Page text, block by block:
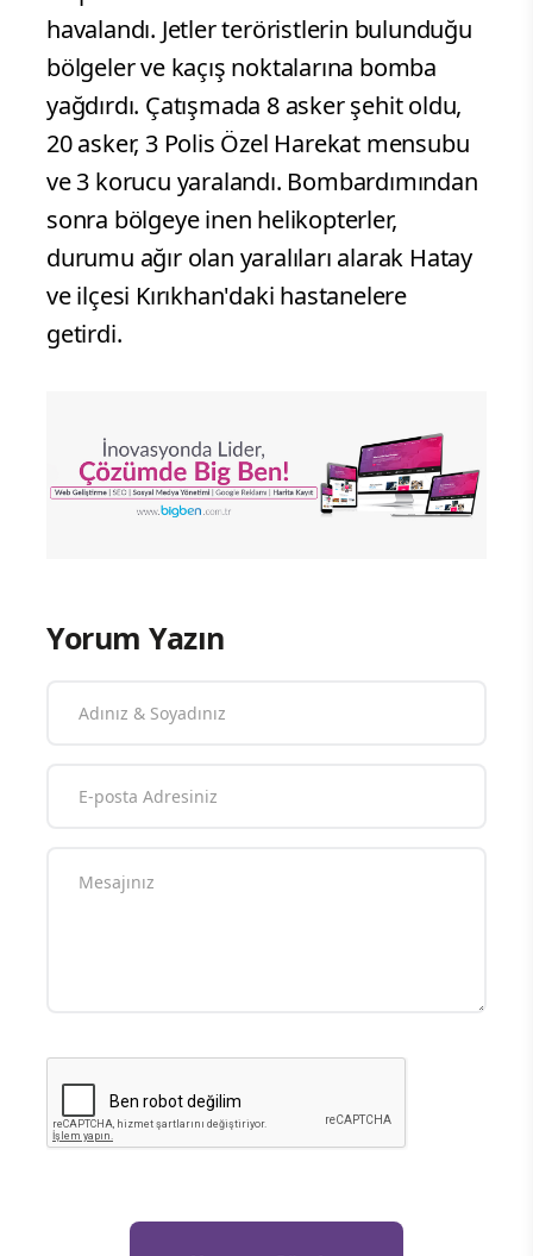
havalandı. Jetler teröristlerin bulunduğu
bölgeler ve kaçış noktalarına bomba
yağdırdı. Çatışmada 8 asker şehit oldu,
20 asker, 3 Polis Özel Harekat mensubu
ve 3 korucu yaralandı. Bombardımından
sonra bölgeye inen helikopterler,
durumu ağır olan yaralıları alarak Hatay
ve ilçesi Kırıkhan'daki hastanelere
getirdi.
Yorum Yazın